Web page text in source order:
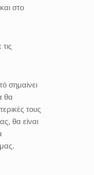
στο
σημαίνει
θα
τους
θα είναι